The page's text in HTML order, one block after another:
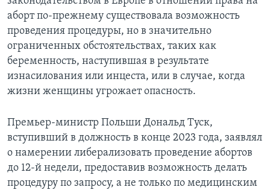
аборт по-прежнему существовала возможность
проведения процедуры, но в значительно
ограниченных обстоятельствах, таких как
беременность, наступившая в результате
изнасилования или инцеста, или в случае, когда
жизни женщины угрожает опасность.
Премьер-министр Польши Дональд Туск,
вступивший в должность в конце 2023 года, заявлял
о намерении либерализовать проведение абортов
до 12-й недели, предоставив возможность делать
процедуру по запросу, а не только по медицинским